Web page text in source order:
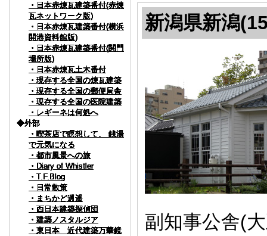
・日本赤煉瓦建築番付(赤煉
瓦ネットワーク版)
・日本赤煉瓦建築番付(横浜
開港資料館版)
・日本赤煉瓦建築番付(関門
場所版)
・日本赤煉瓦土木番付
・現存する全国の煉瓦建築
・現存する全国の郵便局舎
・現存する全国の医院建築
・レギーネは何処へ
◆外部
・喫茶店で瞑想して、 銭湯
で元気になる
・都市風景への旅
・Diary of Whistler
・T.F.Blog
・日常散策
・まちかど逍遥
・西日本建築探偵団
・建築ノスタルジア
・東日本 近代建築万華鏡
・日本赤煉瓦建築番付(赤煉
瓦ネットワーク版)
・日本赤煉瓦建築番付(横浜
開港資料館版)
・日本赤煉瓦建築番付(関門
場所版)
・日本赤煉瓦土木番付
・現存する全国の煉瓦建築
・現存する全国の郵便局舎
・現存する全国の医院建築
・レギーネは何処へ
◆外部
・喫茶店で瞑想して、 銭湯
で元気になる
・都市風景への旅
・Diary of Whistler
・T.F.Blog
・日常散策
・まちかど逍遥
・西日本建築探偵団
・建築ノスタルジア
・東日本 近代建築万華鏡
・日本赤煉瓦建築番付(赤煉
瓦ネットワーク版)
・日本赤煉瓦建築番付(横浜
開港資料館版)
・日本赤煉瓦建築番付(関門
場所版)
・日本赤煉瓦土木番付
・現存する全国の煉瓦建築
・現存する全国の郵便局舎
・現存する全国の医院建築
・レギーネは何処へ
◆外部
・喫茶店で瞑想して、 銭湯
で元気になる
・都市風景への旅
・Diary of Whistler
・T.F.Blog
・日常散策
・まちかど逍遥
・西日本建築探偵団
・建築ノスタルジア
・東日本 近代建築万華鏡
・日本赤煉瓦建築番付(赤煉
瓦ネットワーク版)
・日本赤煉瓦建築番付(横浜
開港資料館版)
・日本赤煉瓦建築番付(関門
場所版)
・日本赤煉瓦土木番付
・現存する全国の煉瓦建築
・現存する全国の郵便局舎
・現存する全国の医院建築
・レギーネは何処へ
◆外部
・喫茶店で瞑想して、 銭湯
で元気になる
・都市風景への旅
・Diary of Whistler
・T.F.Blog
・日常散策
・まちかど逍遥
・西日本建築探偵団
・建築ノスタルジア
・東日本 近代建築万華鏡
・日本赤煉瓦建築番付(赤煉
瓦ネットワーク版)
・日本赤煉瓦建築番付(横浜
開港資料館版)
・日本赤煉瓦建築番付(関門
場所版)
・日本赤煉瓦土木番付
・現存する全国の煉瓦建築
・現存する全国の郵便局舎
・現存する全国の医院建築
・レギーネは何処へ
◆外部
・喫茶店で瞑想して、 銭湯
で元気になる
・都市風景への旅
・Diary of Whistler
・T.F.Blog
・日常散策
・まちかど逍遥
・西日本建築探偵団
・建築ノスタルジア
・東日本 近代建築万華鏡
新潟県新潟
副知事公舎(
・日本赤煉瓦建築番付(赤煉
瓦ネットワーク版)
・日本赤煉瓦建築番付(横浜
開港資料館版)
・日本赤煉瓦建築番付(関門
場所版)
・日本赤煉瓦土木番付
・現存する全国の煉瓦建築
・現存する全国の郵便局舎
・現存する全国の医院建築
・レギーネは何処へ
◆外部
・喫茶店で瞑想して、 銭湯
で元気になる
・都市風景への旅
・Diary of Whistler
・T.F.Blog
・日常散策
・まちかど逍遥
・西日本建築探偵団
・建築ノスタルジア
・東日本 近代建築万華鏡
・日本赤煉瓦建築番付(赤煉
瓦ネットワーク版)
・日本赤煉瓦建築番付(横浜
開港資料館版)
・日本赤煉瓦建築番付(関門
場所版)
・日本赤煉瓦土木番付
・現存する全国の煉瓦建築
・現存する全国の郵便局舎
・現存する全国の医院建築
・レギーネは何処へ
◆外部
・喫茶店で瞑想して、 銭湯
で元気になる
・都市風景への旅
・Diary of Whistler
・T.F.Blog
・日常散策
・まちかど逍遥
・西日本建築探偵団
・建築ノスタルジア
・東日本 近代建築万華鏡
・日本赤煉瓦建築番付(赤煉
瓦ネットワーク版)
・日本赤煉瓦建築番付(横浜
開港資料館版)
・日本赤煉瓦建築番付(関門
場所版)
・日本赤煉瓦土木番付
・現存する全国の煉瓦建築
・現存する全国の郵便局舎
・現存する全国の医院建築
・レギーネは何処へ
◆外部
・喫茶店で瞑想して、 銭湯
で元気になる
・都市風景への旅
・Diary of Whistler
・T.F.Blog
・日常散策
・まちかど逍遥
・西日本建築探偵団
・建築ノスタルジア
・東日本 近代建築万華鏡
・日本赤煉瓦建築番付(赤煉
瓦ネットワーク版)
・日本赤煉瓦建築番付(横浜
開港資料館版)
・日本赤煉瓦建築番付(関門
場所版)
・日本赤煉瓦土木番付
・現存する全国の煉瓦建築
・現存する全国の郵便局舎
・現存する全国の医院建築
・レギーネは何処へ
◆外部
・喫茶店で瞑想して、 銭湯
で元気になる
・都市風景への旅
・Diary of Whistler
・T.F.Blog
・日常散策
・まちかど逍遥
・西日本建築探偵団
・建築ノスタルジア
・東日本 近代建築万華鏡
・日本赤煉瓦建築番付(赤煉
瓦ネットワーク版)
・日本赤煉瓦建築番付(横浜
開港資料館版)
・日本赤煉瓦建築番付(関門
場所版)
・日本赤煉瓦土木番付
・現存する全国の煉瓦建築
・現存する全国の郵便局舎
・現存する全国の医院建築
・レギーネは何処へ
◆外部
・喫茶店で瞑想して、 銭湯
で元気になる
・都市風景への旅
・Diary of Whistler
・T.F.Blog
・日常散策
・まちかど逍遥
・西日本建築探偵団
・建築ノスタルジア
・東日本 近代建築万華鏡